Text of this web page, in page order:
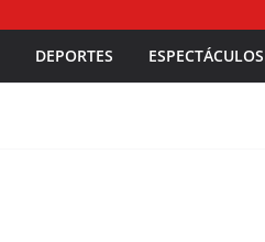
DEPORTES ESPECTÁCULOS